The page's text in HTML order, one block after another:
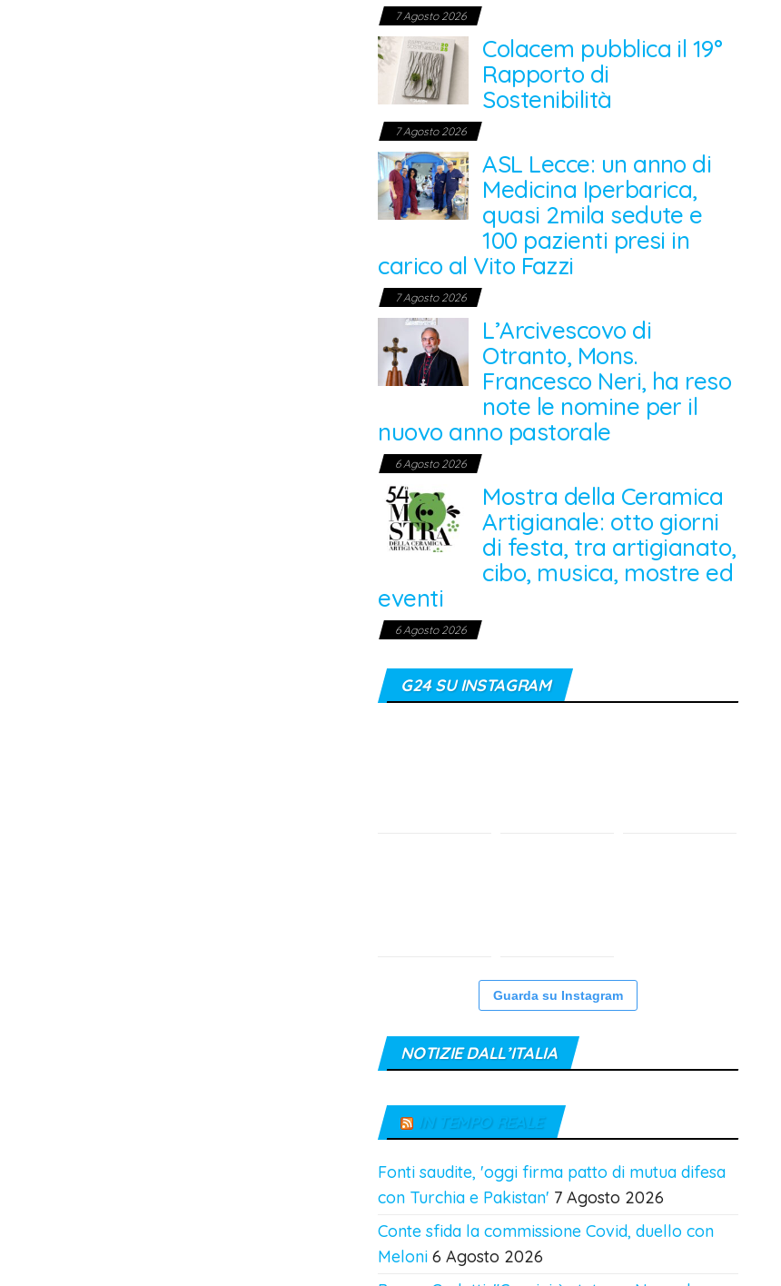
7 Agosto 2026
Colacem pubblica il 19°
Rapporto di
Sostenibilità
7 Agosto 2026
ASL Lecce: un anno di
Medicina Iperbarica,
quasi 2mila sedute e
100 pazienti presi in
carico al Vito Fazzi
7 Agosto 2026
L’Arcivescovo di
Otranto, Mons.
Francesco Neri, ha reso
note le nomine per il
nuovo anno pastorale
6 Agosto 2026
Mostra della Ceramica
Artigianale: otto giorni
di festa, tra artigianato,
cibo, musica, mostre ed
eventi
6 Agosto 2026
G24 SU INSTAGRAM
Guarda su Instagram
NOTIZIE DALL’ITALIA
IN TEMPO REALE
Fonti saudite, 'oggi firma patto di mutua difesa
con Turchia e Pakistan' 7 Agosto 2026
Conte sfida la commissione Covid, duello con
Meloni 6 Agosto 2026